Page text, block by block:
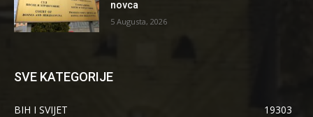
novca
5 Augusta, 2026
SVE KATEGORIJE
BIH I SVIJET
19303